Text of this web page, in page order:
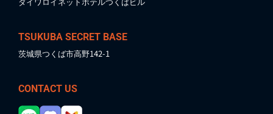
TSUKUBA SECRET BASE
茨城県つくば市高野142-1
CONTACT US